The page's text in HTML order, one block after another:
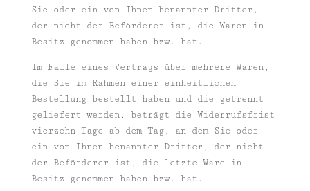
Sie oder ein von Ihnen benannter Dritter,
der nicht der Beförderer ist, die Waren in
Besitz genommen haben bzw. hat.
Im Falle eines Vertrags über mehrere Waren,
die Sie im Rahmen einer einheitlichen
Bestellung bestellt haben und die getrennt
geliefert werden, beträgt die Widerrufsfrist
vierzehn Tage ab dem Tag, an dem Sie oder
ein von Ihnen benannter Dritter, der nicht
der Beförderer ist, die letzte Ware in
Besitz genommen haben bzw. hat.